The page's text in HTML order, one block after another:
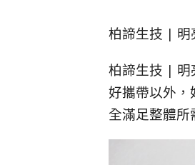
柏諦生技 | 明
柏諦生技 | 明
好攜帶以外，
全滿足整體所